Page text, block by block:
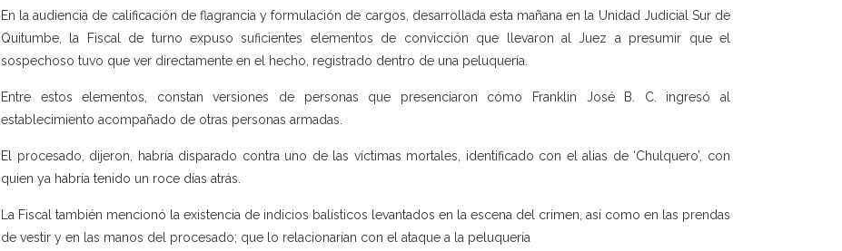
En la audiencia de calificación de flagrancia y formulación de cargos, desarrollada esta mañana en la Unidad Judicial Sur de
Quitumbe, la Fiscal de turno expuso suficientes elementos de convicción que llevaron al Juez a presumir que el
sospechoso tuvo que ver directamente en el hecho, registrado dentro de una peluquería.
Entre estos elementos, constan versiones de personas que presenciaron cómo Franklin José B. C. ingresó al
establecimiento acompañado de otras personas armadas.
El procesado, dijeron, habría disparado contra uno de las víctimas mortales, identificado con el alias de ‘Chulquero’, con
quien ya habría tenido un roce días atrás.
La Fiscal también mencionó la existencia de indicios balísticos levantados en la escena del crimen, así como en las prendas
de vestir y en las manos del procesado; que lo relacionarían con el ataque a la peluquería